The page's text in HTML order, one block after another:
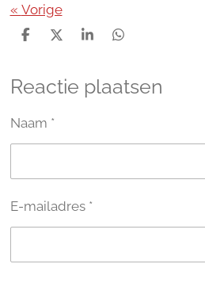
« Vorige
D
e
n
D
l
S
r
e
D
e
n
Reactie plaatsen
Naam *
E-mailadres *